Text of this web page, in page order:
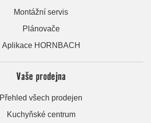
Montážní servis
Plánovače
Aplikace HORNBACH
Vaše prodejna
Přehled všech prodejen
Kuchyňské centrum